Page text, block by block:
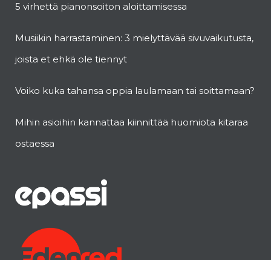
5 virhettä pianonsoiton aloittamisessa
Musiikin harrastaminen: 3 mielyttävää sivuvaikutusta,
joista et ehkä ole tiennyt
Voiko kuka tahansa oppia laulamaan tai soittamaan?
Mihin asioihin kannattaa kiinnittää huomiota kitaraa
ostaessa